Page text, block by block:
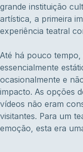
grande instituição
artística, a primeira
experiência teatral
Até há pouco
essencialmente
ocasionalmente e
impacto. As opções
vídeos não eram
visitantes. Para um
emoção, esta era